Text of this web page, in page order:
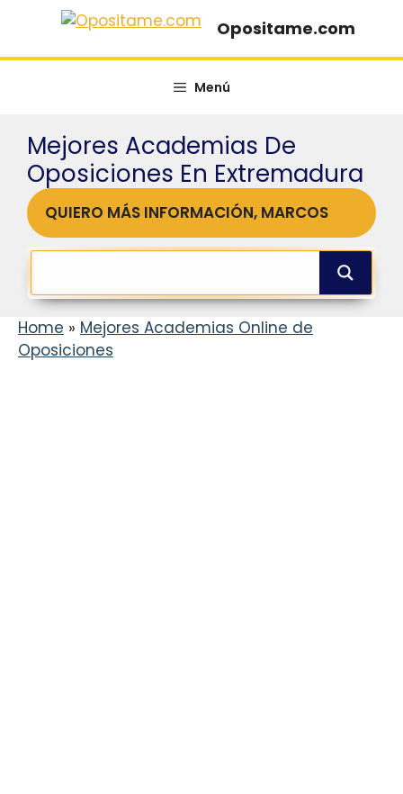
contenido
Opositame.com
Menú
Mejores Academias De
Oposiciones En Extremadura
QUIERO MÁS INFORMACIÓN, MARCOS
Home » Mejores Academias Online de
Oposiciones